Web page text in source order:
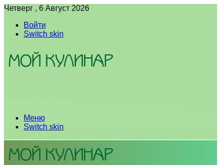
Четверг , 6 Август 2026
Войти
Switch skin
Меню
Switch skin